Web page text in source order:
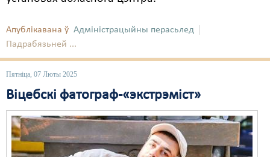
Апублікавана ў Адміністрацыйны перасьлед
Падрабязьней ...
Пятніца, 07 Люты 2025
Віцебскі фатограф-«экстрэміст»
Пэнітэнцыярная сыстэма
Распальваньне варожасьці
Рознае
Свабода слова
Свабода сумленьня
Суд